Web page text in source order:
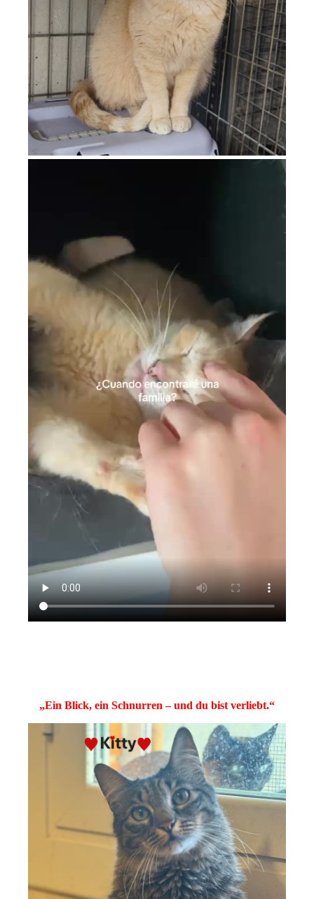
„Ein Blick, ein Schnurren – und du bist verliebt.“